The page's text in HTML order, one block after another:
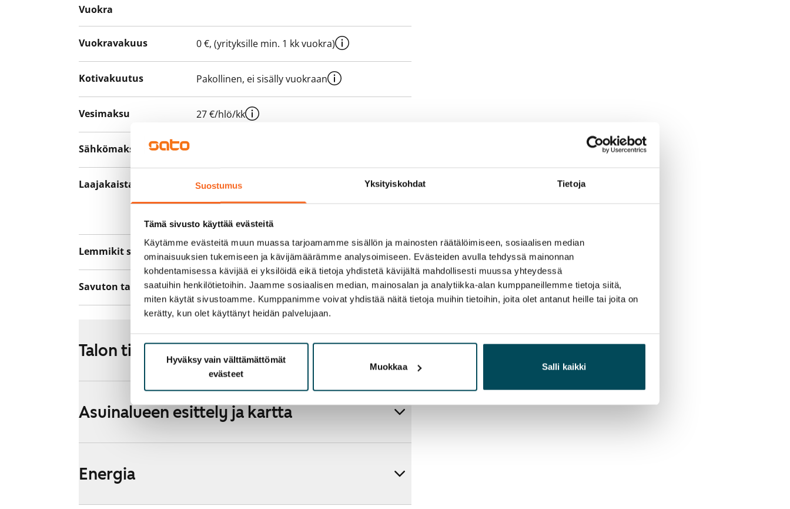
Suostumus Yksityiskohdat Tietoja
Tämä sivusto käyttää evästeitä
Käytämme evästeitä muun muassa tarjoamamme sisällön ja mainosten räätälöimiseen, sosiaalisen median
ominaisuuksien tukemiseen ja kävijämäärämme analysoimiseen. Evästeiden avulla tehdyssä mainonnan
kohdentamisessa kävijää ei yksilöidä eikä tietoja yhdistetä kävijältä mahdollisesti muussa yhteydessä
saatuihin henkilötietoihin. Jaamme sosiaalisen median, mainosalan ja analytiikka-alan kumppaneillemme tietoja siitä,
miten käytät sivustoamme. Kumppanimme voivat yhdistää näitä tietoja muihin tietoihin, joita olet antanut heille tai joita on
kerätty, kun olet käyttänyt heidän palvelujaan.
Hyväksy vain välttämättömät
evästeet
Muokkaa Salli kaikki
Vuokra
Vuokravakuus 0 €, (yrityksille min. 1 kk vuokra)
Kotivakuutus Pakollinen, ei sisälly vuokraan
Vesimaksu 27 €/hlö/kk
Sähkömaksu
Laajakaista
Vuokraan sisältyy 50 M laajakaistaliittymä. Voit
hankkia lisänopeutta etuhintaan ottamalla
Lemmikit sallittu Kyllä
Savuton talo Ei
Talon tiedot
Asuinalueen esittely ja kartta
Energia